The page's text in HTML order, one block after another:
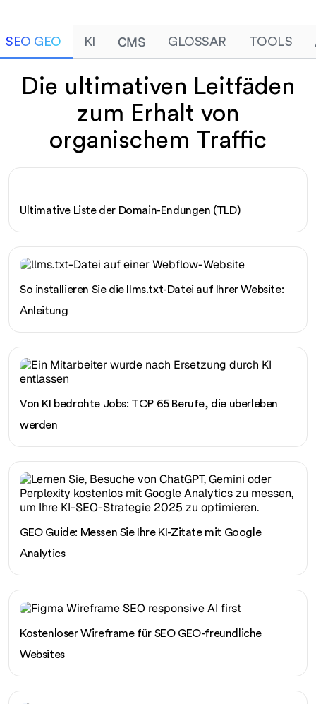
SEO GEO KI CMS GLOSSAR TOOLS
Die ultimativen Leitfäden
zum Erhalt von
organischem Traffic
Ultimative Liste der Domain-Endungen (TLD)
So installieren Sie die llms.txt-Datei auf Ihrer Website:
Anleitung
Von KI bedrohte Jobs: TOP 65 Berufe, die überleben
werden
GEO Guide: Messen Sie Ihre KI-Zitate mit Google
Analytics
Kostenloser Wireframe für SEO GEO-freundliche
Websites